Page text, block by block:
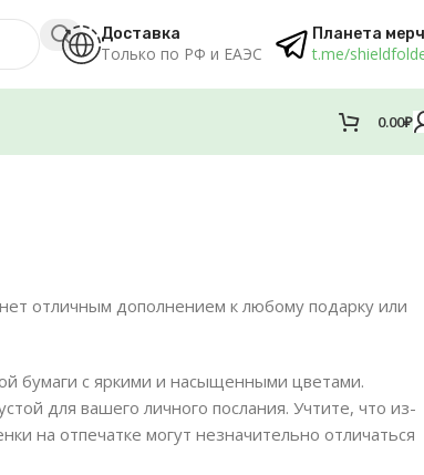
Доставка
Только по РФ и ЕАЭС
Планета
t.me/
0.00₽
отличным дополнением к любому подарку или
бумаги с яркими и насыщенными цветами.
для вашего личного послания. Учтите, что из-
на отпечатке могут незначительно отличаться